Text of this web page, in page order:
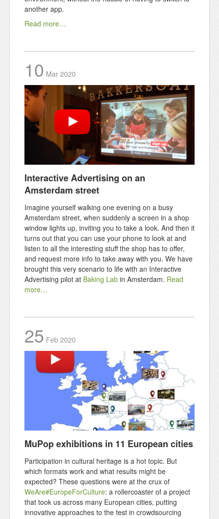
another app.
Read more…
10 Mar 2020
Interactive Advertising on an
Amsterdam street
Imagine yourself walking one evening on a busy
Amsterdam street, when suddenly a screen in a shop
window lights up, inviting you to take a look. And then it
turns out that you can use your phone to look at and
listen to all the interesting stuff the shop has to offer,
and request more info to take away with you. We have
brought this very scenario to life with an Interactive
Advertising pilot at Baking Lab in Amsterdam. Read
more…
25 Feb 2020
MuPop exhibitions in 11 European cities
Participation in cultural heritage is a hot topic. But
which formats work and what results might be
expected? These questions were at the crux of
WeAre#EuropeForCulture: a rollercoaster of a project
that took us across many European cities, putting
innovative approaches to the test in crowdsourcing